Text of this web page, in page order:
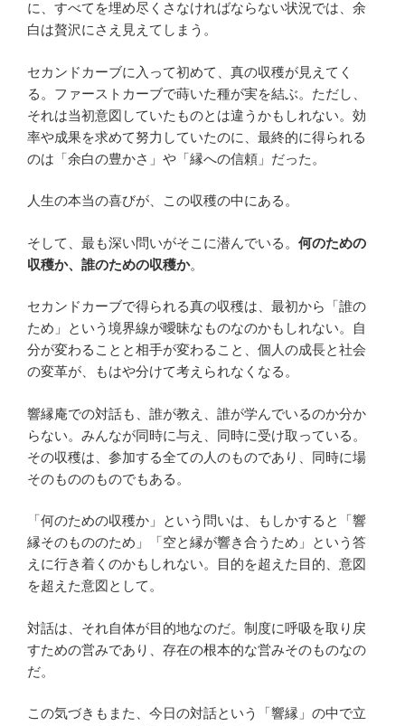
に、すべてを埋め尽くさなければならない状況では、余
白は贅沢にさえ見えてしまう。
セカンドカーブに入って初めて、真の収穫が見えてく
る。ファーストカーブで蒔いた種が実を結ぶ。ただし、
それは当初意図していたものとは違うかもしれない。効
率や成果を求めて努力していたのに、最終的に得られる
のは「余白の豊かさ」や「縁への信頼」だった。
人生の本当の喜びが、この収穫の中にある。
そして、最も深い問いがそこに潜んでいる。 何のための
収穫か、誰のための収穫か。
セカンドカーブで得られる真の収穫は、最初から「誰の
ため」という境界線が曖昧なものなのかもしれない。自
分が変わることと相手が変わること、個人の成長と社会
の変革が、もはや分けて考えられなくなる。
響縁庵での対話も、誰が教え、誰が学んでいるのか分か
らない。みんなが同時に与え、同時に受け取っている。
その収穫は、参加する全ての人のものであり、同時に場
そのもののものでもある。
「何のための収穫か」という問いは、もしかすると「響
縁そのもののため」「空と縁が響き合うため」という答
えに行き着くのかもしれない。目的を超えた目的、意図
を超えた意図として。
対話は、それ自体が目的地なのだ。制度に呼吸を取り戻
すための営みであり、存在の根本的な営みそのものなの
だ。
この気づきもまた、今日の対話という「響縁」の中で立